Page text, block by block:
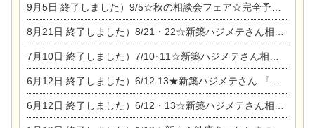
9月5日 終了しました）9/5☆秋の相談会フェア☆完全予約制
8月21日 終了しました）8/21・22☆新築ハジメテさん相談会 『集まれ！農地に家を建てたい人！』
7月10日 終了しました）7/10･11☆新築ハジメテさん相談会 『集まれ！農地に家を建てたい人！』完全予約制
6月12日 終了しました）6/12.13★新築ハジメテさん 『木の家 現場体感見学会』
6月12日 終了しました）6/12・13☆新築ハジメテさん相談会『今ある土地に家を建てる際の注意点』